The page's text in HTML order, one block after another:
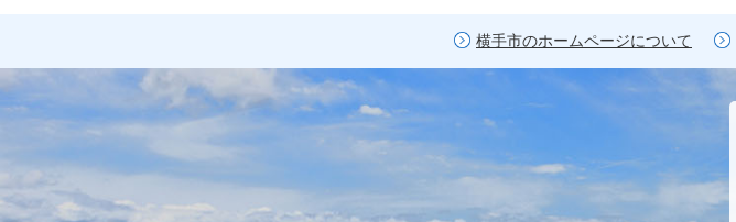
横手市のホームページについて